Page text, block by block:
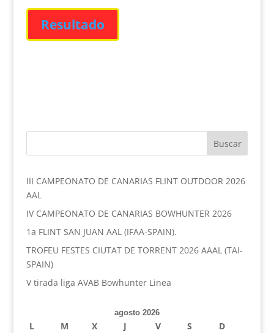
Resultado
III CAMPEONATO DE CANARIAS FLINT OUTDOOR 2026
AAL
IV CAMPEONATO DE CANARIAS BOWHUNTER 2026
1a FLINT SAN JUAN AAL (IFAA-SPAIN).
TROFEU FESTES CIUTAT DE TORRENT 2026 AAAL (TAI-
SPAIN)
V tirada liga AVAB Bowhunter Linea
agosto 2026
L M X J V S D